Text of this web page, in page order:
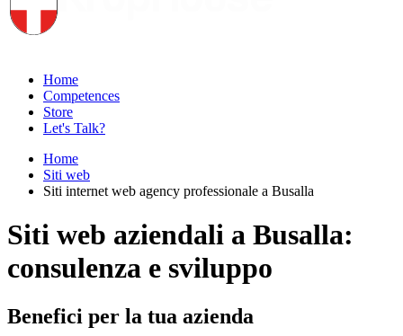
Home
Competences
Store
Let's Talk?
Home
Siti web
Siti internet web agency professionale a Busalla
Siti web aziendali a Busalla:
consulenza e sviluppo
Benefici per la tua azienda